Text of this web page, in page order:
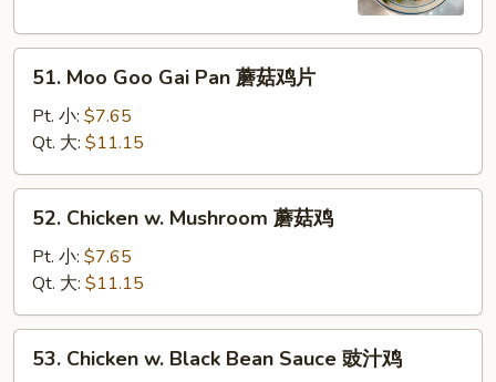
蘭
Moo
Goo
Gai
Pan
蘑
51. Moo Goo Gai Pan 蘑菇鸡片
Pt. 小: $7.65
Qt. 大: $11.15
Chicken
Mushroom
蘑
菇
52. Chicken w. Mushroom 蘑菇鸡
Pt. 小: $7.65
Qt. 大: $11.15
Chicken
53. Chicken w. Black Bean Sauce 豉汁鸡